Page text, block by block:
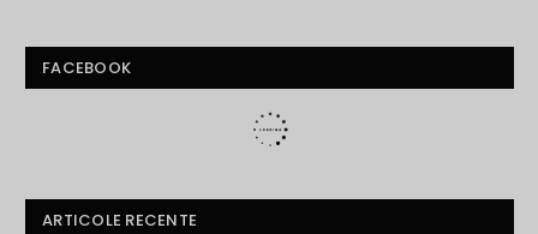
FACEBOOK
ARTICOLE RECENTE